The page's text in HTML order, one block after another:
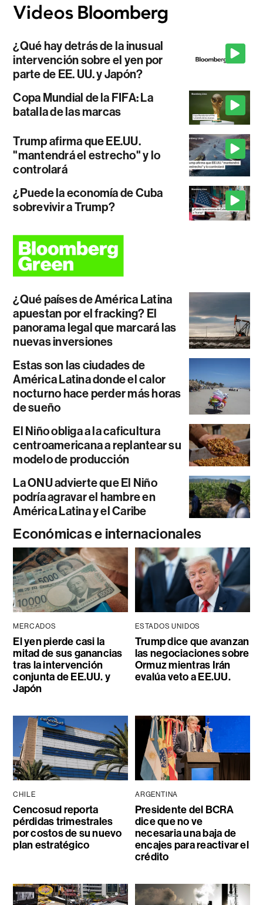
¿Qué hay detrás de la inusual
intervención sobre el yen por
parte de EE. UU. y Japón?
Copa Mundial de la FIFA: La
batalla de las marcas
Trump afirma que EE.UU.
"mantendrá el estrecho" y lo
controlará
¿Puede la economía de Cuba
sobrevivir a Trump?
¿Qué países de América Latina
apuestan por el fracking? El
panorama legal que marcará las
nuevas inversiones
Estas son las ciudades de
América Latina donde el calor
nocturno hace perder más horas
de sueño
El Niño obliga a la caficultura
centroamericana a replantear su
modelo de producción
La ONU advierte que El Niño
podría agravar el hambre en
América Latina y el Caribe
Económicas e internacionales
MERCADOS
El yen pierde casi la
mitad de sus ganancias
tras la intervención
conjunta de EE.UU. y
Japón
ESTADOS UNIDOS
Trump dice que avanzan
las negociaciones sobre
Ormuz mientras Irán
evalúa veto a EE.UU.
CHILE
Cencosud reporta
pérdidas trimestrales
por costos de su nuevo
plan estratégico
ARGENTINA
Presidente del BCRA
dice que no ve
necesaria una baja de
encajes para reactivar el
crédito